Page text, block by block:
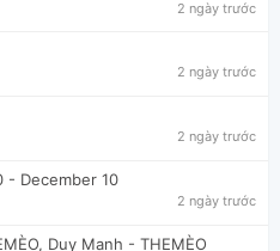
2 ngày trước
2 ngày trước
2 ngày trước
- December 10
2 ngày trước
Duy Mạnh - THEMÈO